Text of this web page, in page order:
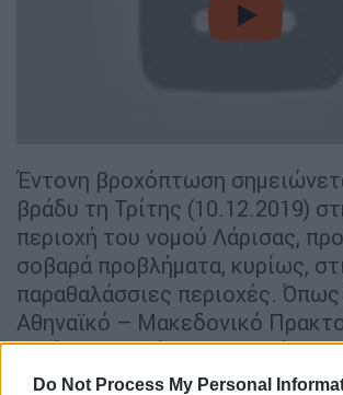
Do Not Process My Personal
video
Έντονη βροχόπτωση
βράδυ τη Τρίτης (10.12.2019)
περιοχή του νομού Λάρισας,
σοβαρά προβλήματα, κυρίως,
παραθαλάσσιες περιοχές.
Αθηναϊκό – Μακεδονικό
Ειδήσεων ο δήμαρχος Αγιάς,
Γκουντάρας, στα παράλια του